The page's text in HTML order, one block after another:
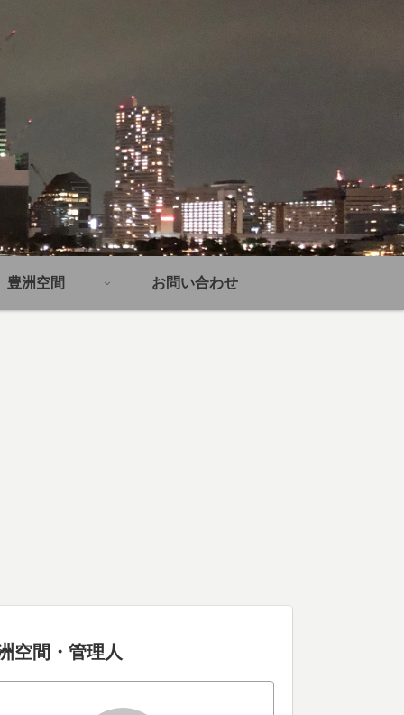
豊洲空間 お問い合わせ
空間・管理人